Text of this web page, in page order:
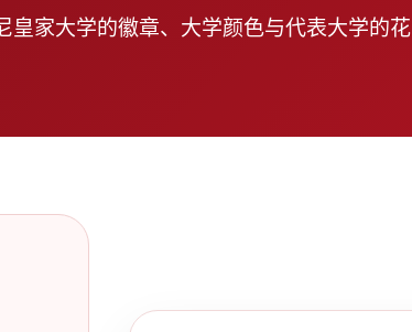
皇家大学的徽章、大学颜色与代表大学的花